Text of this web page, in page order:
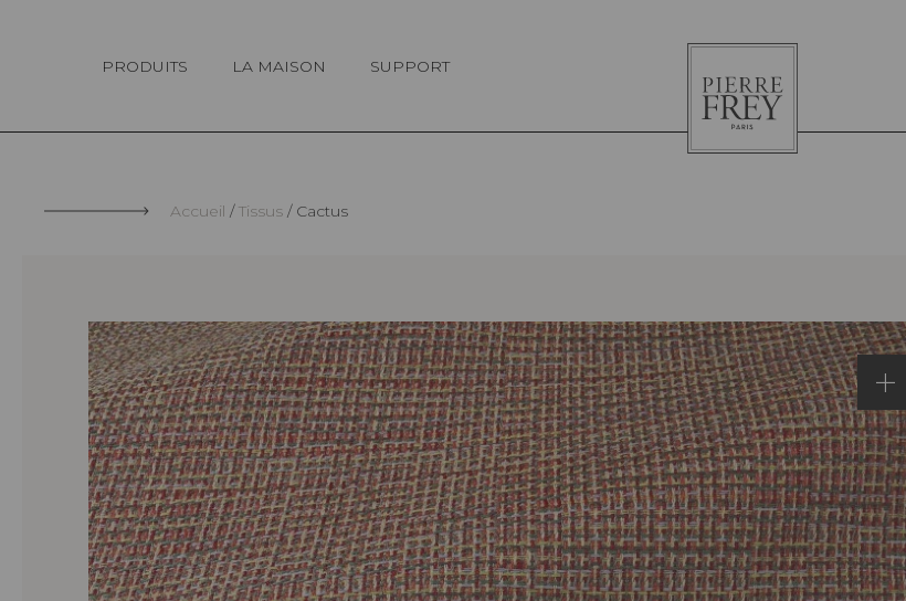
PRODUITS LA MAISON SUPPORT
Pierre
Frey
Accueil Tissus Cactus